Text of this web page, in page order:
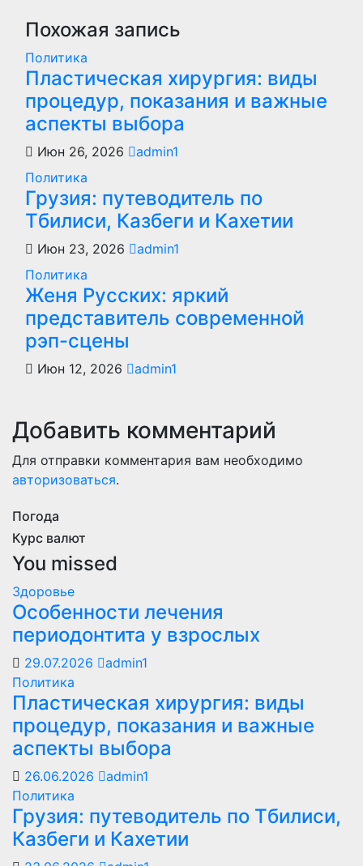
Похожая запись
Политика
Пластическая хирургия: виды
процедур, показания и важные
аспекты выбора
Июн 26, 2026
admin1
Политика
Грузия: путеводитель по
Тбилиси, Казбеги и Кахетии
Июн 23, 2026
admin1
Политика
Женя Русских: яркий
представитель современной
рэп-сцены
Июн 12, 2026 admin1
Добавить комментарий
Для отправки комментария вам необходимо
авторизоваться.
Погода
Курс валют
You missed
Здоровье
Особенности лечения
периодонтита у взрослых
29.07.2026
admin1
Политика
Пластическая хирургия: виды
процедур, показания и важные
аспекты выбора
26.06.2026
admin1
Политика
Грузия: путеводитель по Тбилиси,
Казбеги и Кахетии